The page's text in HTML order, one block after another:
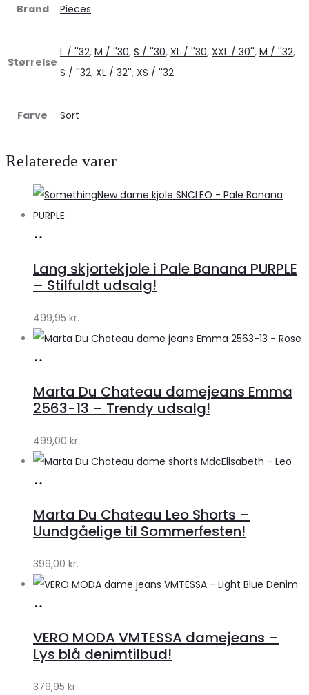
Brand Pieces
Størrelse
L / ''32, M / ''30, S / ''30, XL / ''30, XXL / 30'', M / ''32,
S / ''32, XL / 32'', XS / ''32
Farve Sort
Relaterede varer
Klædeskabet.dk
Lang skjortekjole i Pale Banana PURPLE
– Stilfuldt udsalg!
499,95 kr.
Klædeskabet.dk
Marta Du Chateau damejeans Emma
2563-13 – Trendy udsalg!
499,00 kr.
Klædeskabet.dk
Marta Du Chateau Leo Shorts –
Uundgåelige til Sommerfesten!
399,00 kr.
Klædeskabet.dk
VERO MODA VMTESSA damejeans –
Lys blå denimtilbud!
379,95 kr.